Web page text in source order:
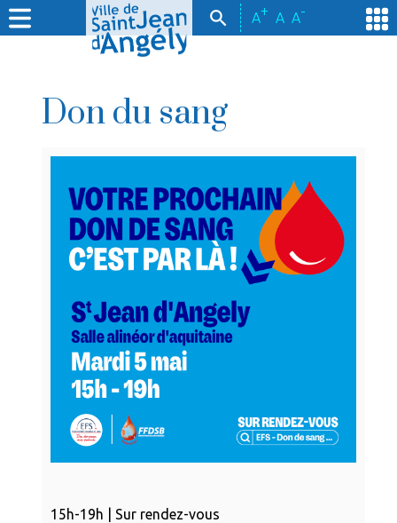
A+ A A-
Don du sang
15h-19h | Sur rendez-vous